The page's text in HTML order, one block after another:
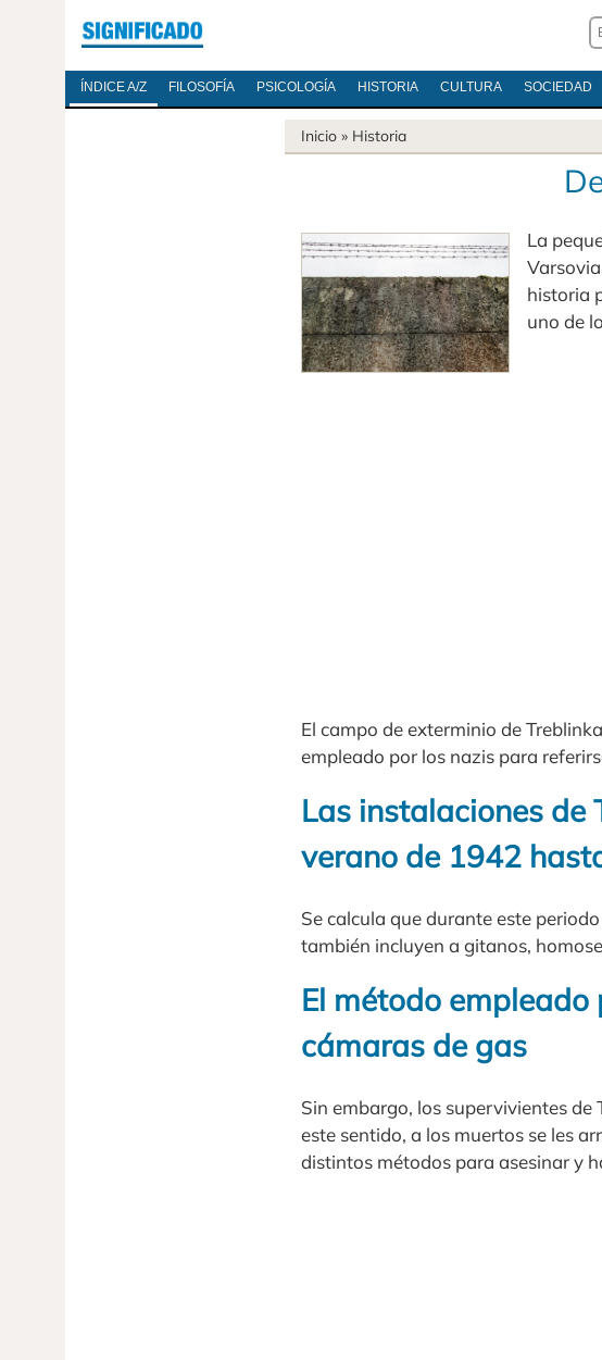
ÍNDICE A/Z FILOSOFÍA PSICOLOGÍA HISTORIA CULTURA SOCIEDAD
Inicio » Historia
La
historia
uno de
El campo de exterminio de
empleado por los nazis para
Las instalaciones de
verano de 1942
Se calcula que durante este
también incluyen a gitanos,
El método
cámaras de gas
Sin embargo, los supervivientes
este sentido, a los muertos se les
distintos métodos para asesinar y